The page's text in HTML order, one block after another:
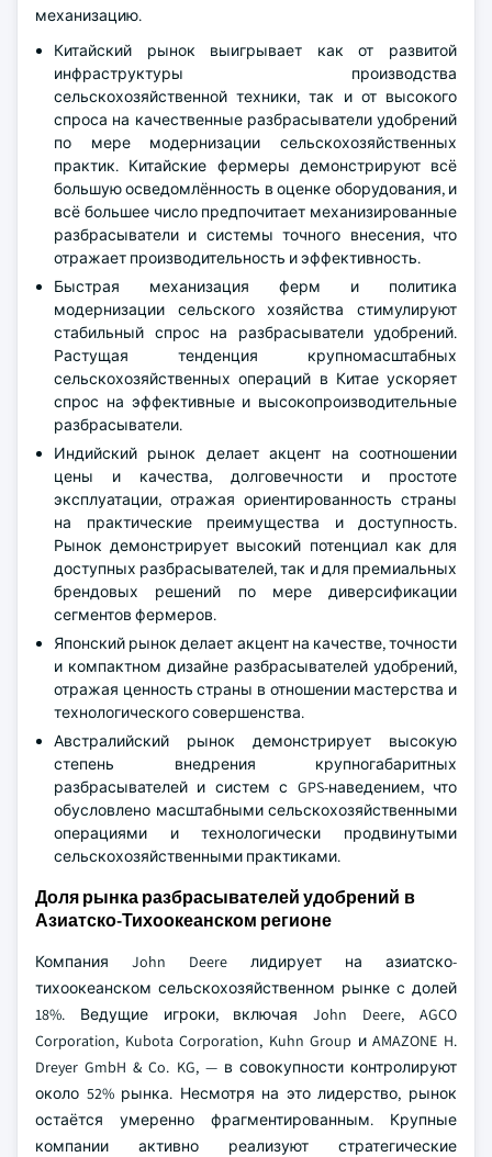
механизацию.
Китайский рынок выигрывает как от развитой
инфраструктуры производства
сельскохозяйственной техники, так и от высокого
спроса на качественные разбрасыватели удобрений
по мере модернизации сельскохозяйственных
практик. Китайские фермеры демонстрируют всё
большую осведомлённость в оценке оборудования, и
всё большее число предпочитает механизированные
разбрасыватели и системы точного внесения, что
отражает производительность и эффективность.
Быстрая механизация ферм и политика
модернизации сельского хозяйства стимулируют
стабильный спрос на разбрасыватели удобрений.
Растущая тенденция крупномасштабных
сельскохозяйственных операций в Китае ускоряет
спрос на эффективные и высокопроизводительные
разбрасыватели.
Индийский рынок делает акцент на соотношении
цены и качества, долговечности и простоте
эксплуатации, отражая ориентированность страны
на практические преимущества и доступность.
Рынок демонстрирует высокий потенциал как для
доступных разбрасывателей, так и для премиальных
брендовых решений по мере диверсификации
сегментов фермеров.
Японский рынок делает акцент на качестве, точности
и компактном дизайне разбрасывателей удобрений,
отражая ценность страны в отношении мастерства и
технологического совершенства.
Австралийский рынок демонстрирует высокую
степень внедрения крупногабаритных
разбрасывателей и систем с GPS-наведением, что
обусловлено масштабными сельскохозяйственными
операциями и технологически продвинутыми
сельскохозяйственными практиками.
Доля рынка разбрасывателей удобрений в
Азиатско-Тихоокеанском регионе
Компания John Deere лидирует на азиатско-
тихоокеанском сельскохозяйственном рынке с долей
18%. Ведущие игроки, включая John Deere, AGCO
Corporation, Kubota Corporation, Kuhn Group и AMAZONE H.
Dreyer GmbH & Co. KG, — в совокупности контролируют
около 52% рынка. Несмотря на это лидерство, рынок
остаётся умеренно фрагментированным. Крупные
компании активно реализуют стратегические